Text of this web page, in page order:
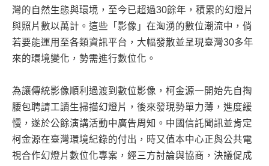
灣的自然生態與環境，至今已超過30餘年，積累的幻燈片
與照片數以萬計。這些「影像」在洶湧的數位潮流中，倘
若要能運用至各類資訊平台，大幅發散並呈現臺灣30多年
來的環境變化，勢需進行數位化。
為讓傳統影像順利過渡到數位影像，柯金源一開始先自掏
腰包聘請工讀生掃描幻燈片，後來發現勢單力薄，進度緩
慢，遂於公餘演講活動中廣告周知。中國信託聞訊並肯定
柯金源在臺灣環境紀錄的付出，時又值本中心正與公共電
視合作幻燈片數位化專案，經三方討論與協商，決議促成